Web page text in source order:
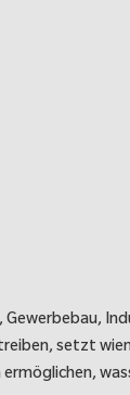
setzt